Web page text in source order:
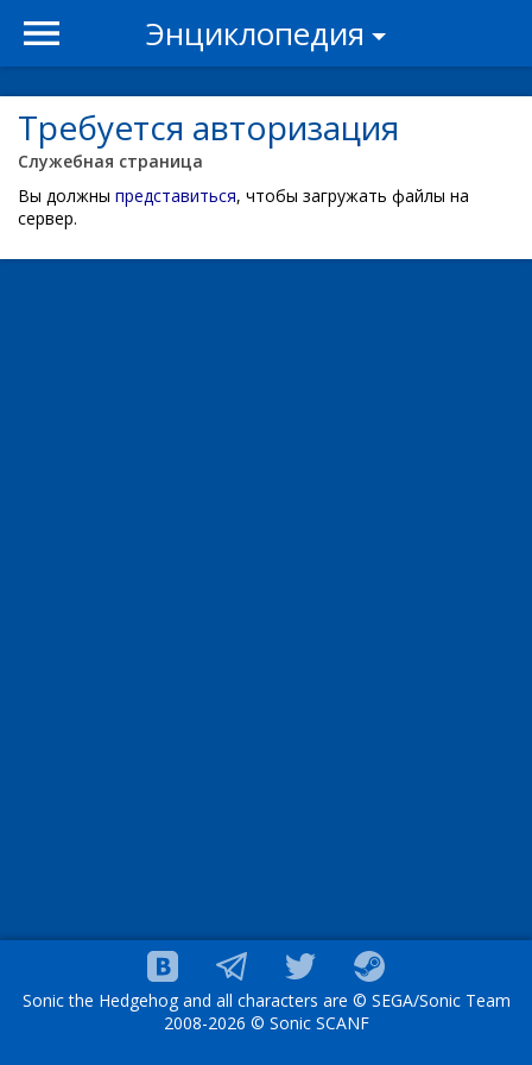
Энциклопедия
Требуется авторизация
Служебная страница
Вы должны представиться, чтобы загружать файлы на
сервер.
Sonic the Hedgehog and all characters are © SEGA/Sonic Team
2008-2026 © Sonic SCANF